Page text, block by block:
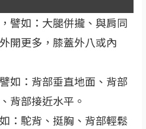
譬如：大腿併攏、與肩同
開更多，膝蓋外八或內
如：背部垂直地面、背部
背部接近水平。
：駝背、挺胸、背部輕鬆